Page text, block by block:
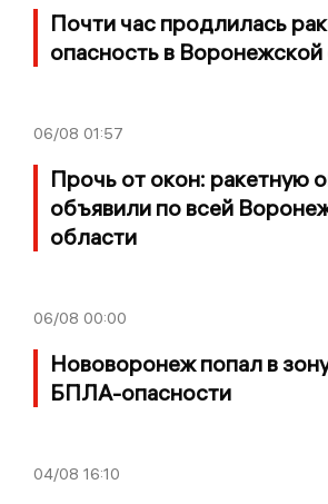
Почти час продлилась
опасность в
06/08 01:57
Прочь от окон: ракетную
объявили по всей
области
06/08 00:00
Нововоронеж попал в
БПЛА-опасности
04/08 16:10